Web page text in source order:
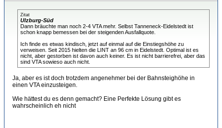
Zitat
Ulzburg-Süd
Dann bräuchte man noch 2-4 VTA mehr. Selbst Tanneneck-Eidelstedt ist
schon knapp bemessen bei der steigenden Ausfallquote.
Ich finde es etwas kindisch, jetzt auf einmal auf die Einstiegshöhe zu
verweisen. Seit 2015 hielten die LINT an 96 cm in Eidelstedt. Optimal ist es
nicht, aber gestorben ist davon auch keiner. Es ist nicht barrierefrei, aber das
sind VTA sowieso auch nicht.
Ja, aber es ist doch trotzdem angenehmer bei der Bahnsteighöhe in
einen VTA einzusteigen.
Wie hättest du es denn gemacht? Eine Perfekte Lösung gibt es
wahrscheinlich eh nicht